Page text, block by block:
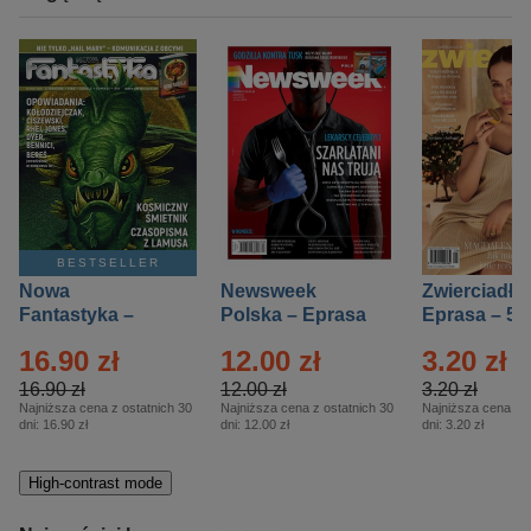
BESTSELLER
Nowa
Fantastyka –
16.90 zł
16.90 zł
Najniższa cena z ostatnich 30
dni: 16.90 zł
Newsweek
Polska – Eprasa
12.00 zł
12.00 zł
Najniższa cena z ostatnich 30
dni: 12.00 zł
Zwierciadło
Eprasa – 5/
3.20 zł
3.20 zł
Najniższa cena z
dni: 3.20 zł
High-contrast mode